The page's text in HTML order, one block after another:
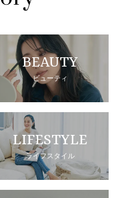
BEAUTY
ビューティ
LIFESTYLE
ライフスタイル